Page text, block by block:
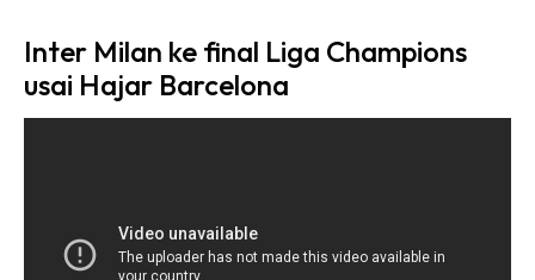
Inter Milan ke final Liga Champions
usai Hajar Barcelona